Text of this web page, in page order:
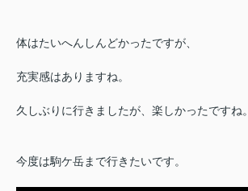
体はたいへんしんどかったですが、
充実感はありますね。
久しぶりに行きましたが、楽しかったですね。
今度は駒ケ岳まで行きたいです。